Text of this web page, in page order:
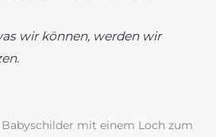
wir können, werden wir
mit einem Loch zum